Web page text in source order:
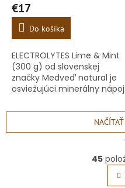
€17
Do košíka
ELECTROLYTES Lime & Mint
(300 g) od slovenskej
značky Medveď natural je
osviežujúci minerálny nápoj
doplňovanie kľúčových
elektrolytov do vášho...
45